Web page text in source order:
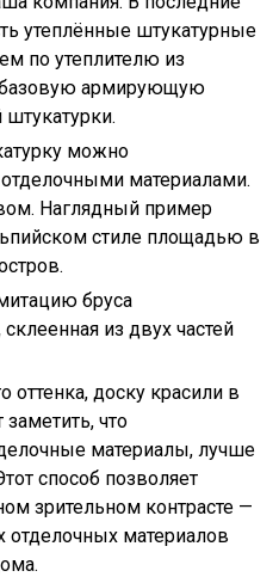
утеплённые штукатурные
по утеплителю из
базовую армирующую
можно
материалами.
Наглядный пример
стиле площадью в
бруса
из двух частей
доску красили в
что
материалы, лучше
способ позволяет
зрительном контрасте —
отделочных материалов